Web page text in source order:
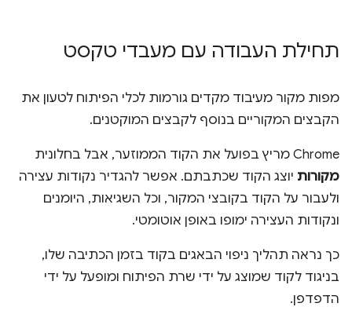
תחילת העבודה עם מעבדי טקסט
מפות מקור מעיבוד מקדים גורמות לכלי הפיתוח לטעון את
הקבצים המקוריים בנוסף לקבצים המוקטנים.
Chrome מריץ בפועל את הקוד הממוזער, אבל בחלונית
מקורות יוצג הקוד שכתבתם. אפשר להגדיר נקודות עצירה
ולעבור על הקוד בקובצי המקור, וכל השגיאות, היומנים
ונקודות העצירה ימופו באופן אוטומטי.
כך נראה תהליך ניפוי הבאגים בקוד בזמן הכתיבה שלו,
בניגוד לקוד שמוצג על ידי שרת הפיתוח ומופעל על ידי
הדפדפן.